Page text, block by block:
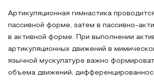
Артикуляционная гимнастика
пассивной форме, затем в пассивно-
в активной форме. При выполнении
артикуляционных движений в
язычной мускулатуре важно
объема движений,